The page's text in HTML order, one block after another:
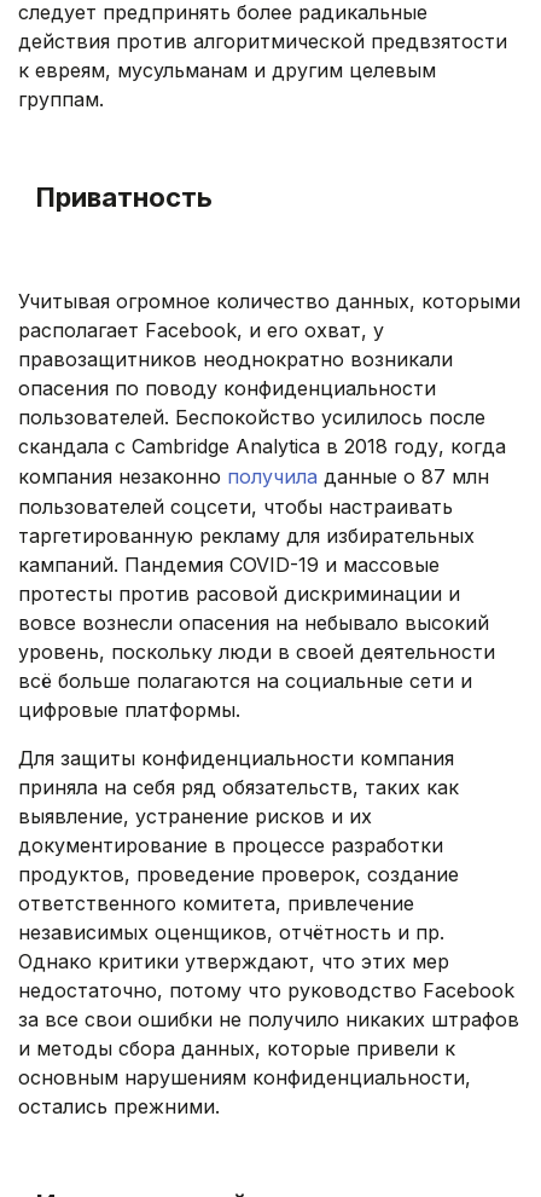
следует предпринять более радикальные
действия против алгоритмической предвзятости
к евреям, мусульманам и другим целевым
группам.
Приватность
Учитывая огромное количество данных, которыми
располагает Facebook, и его охват, у
правозащитников неоднократно возникали
опасения по поводу конфиденциальности
пользователей. Беспокойство усилилось после
скандала с Cambridge Analytica в 2018 году, когда
компания незаконно получила данные о 87 млн
пользователей соцсети, чтобы настраивать
таргетированную рекламу для избирательных
кампаний. Пандемия COVID-19 и массовые
протесты против расовой дискриминации и
вовсе вознесли опасения на небывало высокий
уровень, поскольку люди в своей деятельности
всё больше полагаются на социальные сети и
цифровые платформы.
Для защиты конфиденциальности компания
приняла на себя ряд обязательств, таких как
выявление, устранение рисков и их
документирование в процессе разработки
продуктов, проведение проверок, создание
ответственного комитета, привлечение
независимых оценщиков, отчётность и пр.
Однако критики утверждают, что этих мер
недостаточно, потому что руководство Facebook
за все свои ошибки не получило никаких штрафов
и методы сбора данных, которые привели к
основным нарушениям конфиденциальности,
остались прежними.